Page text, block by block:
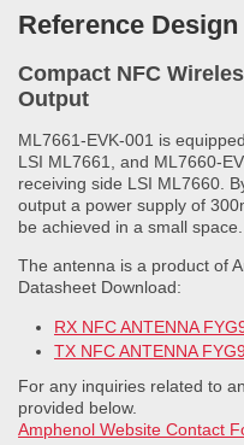
Reference Design
Compact NFC
Output
ML7661-EVK-001 is
LSI ML7661, and ML7660-
receiving side LSI ML7660.
output a power supply of
be achieved in a small space.
The antenna is a product of
Datasheet Download:
RX NFC ANTENNA
TX NFC ANTENNA
For any inquiries related to
provided below.
Amphenol Website Contact